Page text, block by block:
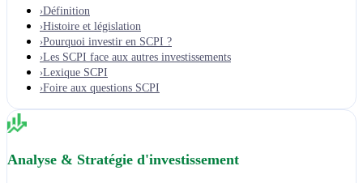
›Définition
›Histoire et législation
›Pourquoi investir en SCPI ?
›Les SCPI face aux autres investissements
›Lexique SCPI
›Foire aux questions SCPI
Analyse & Stratégie d'investissement